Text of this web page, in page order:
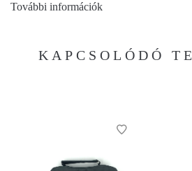
További információk
KAPCSOLÓDÓ